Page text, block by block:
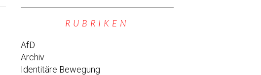
RUBRIKEN
AfD
Archiv
Identitäre Bewegung